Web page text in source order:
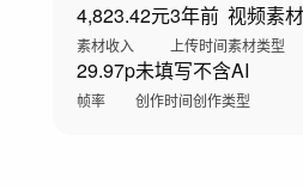
4,823.42元
素材收入
3年前
上传时间
视频素
素材类型
29.97p
帧率
未填写
创作时间
不含AI
创作类型